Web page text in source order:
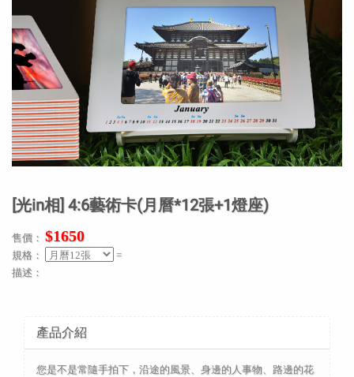
[光in相] 4:6藝術卡(月曆*12張+1燈座)
售價： $1650
規格：
=
描述：
產品介紹
您是不是常隨手拍下，沿途的風景、身邊的人事物、路邊的花